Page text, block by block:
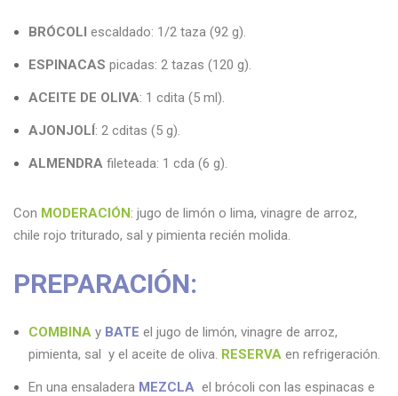
BRÓCOLI escaldado: 1/2 taza (92 g).
ESPINACAS picadas: 2 tazas (120 g).
ACEITE DE OLIVA: 1 cdita (5 ml).
AJONJOLÍ: 2 cditas (5 g).
ALMENDRA fileteada: 1 cda (6 g).
Con MODERACIÓN: jugo de limón o lima, vinagre de arroz,
chile rojo triturado, sal y pimienta recién molida.
PREPARACIÓN:
COMBINA y BATE el jugo de limón, vinagre de arroz,
pimienta, sal y el aceite de oliva. RESERVA en refrigeración.
En una ensaladera MEZCLA el brócoli con las espinacas e